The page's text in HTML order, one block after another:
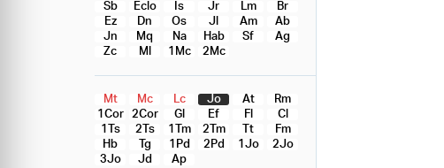
Sb
Eclo Is Jr Lm
Br
Ez
Dn Os Jl Am
Ab
Jn
Mq Na Hab Sf
Ag
Zc
Ml 1Mc 2Mc
Mt Mc Lc Jo At
Rm
1Cor
2Cor Gl Ef Fl
Cl
1Ts
2Ts 1Tm 2Tm Tt
Fm
Hb
Tg 1Pd 2Pd 1Jo
2Jo
3Jo
Jd Ap